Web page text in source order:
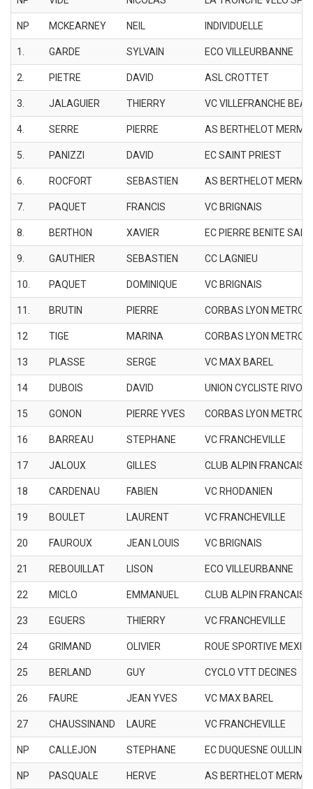
NP MCKEARNEY NEIL INDIVIDUELLE
1. GARDE SYLVAIN ECO VILLEURBANNE
2. PIETRE DAVID ASL CROTTET
3. JALAGUIER THIERRY VC VILLEFRANCHE
4. SERRE PIERRE AS BERTHELOT
5. PANIZZI DAVID EC SAINT PRIEST
6. ROCFORT SEBASTIEN AS BERTHELOT
7. PAQUET FRANCIS VC BRIGNAIS
8. BERTHON XAVIER EC PIERRE BENITE
9. GAUTHIER SEBASTIEN CC LAGNIEU
10. PAQUET DOMINIQUE VC BRIGNAIS
11. BRUTIN PIERRE CORBAS LYON
12 TIGE MARINA CORBAS LYON
13 PLASSE SERGE VC MAX BAREL
14 DUBOIS DAVID UNION CYCLISTE
15 GONON PIERRE YVES CORBAS LYON
16 BARREAU STEPHANE VC FRANCHEVILLE
17 JALOUX GILLES CLUB ALPIN FRANCAIS
18 CARDENAU FABIEN VC RHODANIEN
19 BOULET LAURENT VC FRANCHEVILLE
20 FAUROUX JEAN LOUIS VC BRIGNAIS
21 REBOUILLAT LISON ECO VILLEURBANNE
22 MICLO EMMANUEL CLUB ALPIN FRANCAIS
23 EGUERS THIERRY VC FRANCHEVILLE
24 GRIMAND OLIVIER ROUE SPORTIVE
25 BERLAND GUY CYCLO VTT DECINES
26 FAURE JEAN YVES VC MAX BAREL
27 CHAUSSINAND LAURE VC FRANCHEVILLE
NP CALLEJON STEPHANE EC DUQUESNE OULLINS
NP PASQUALE HERVE AS BERTHELOT